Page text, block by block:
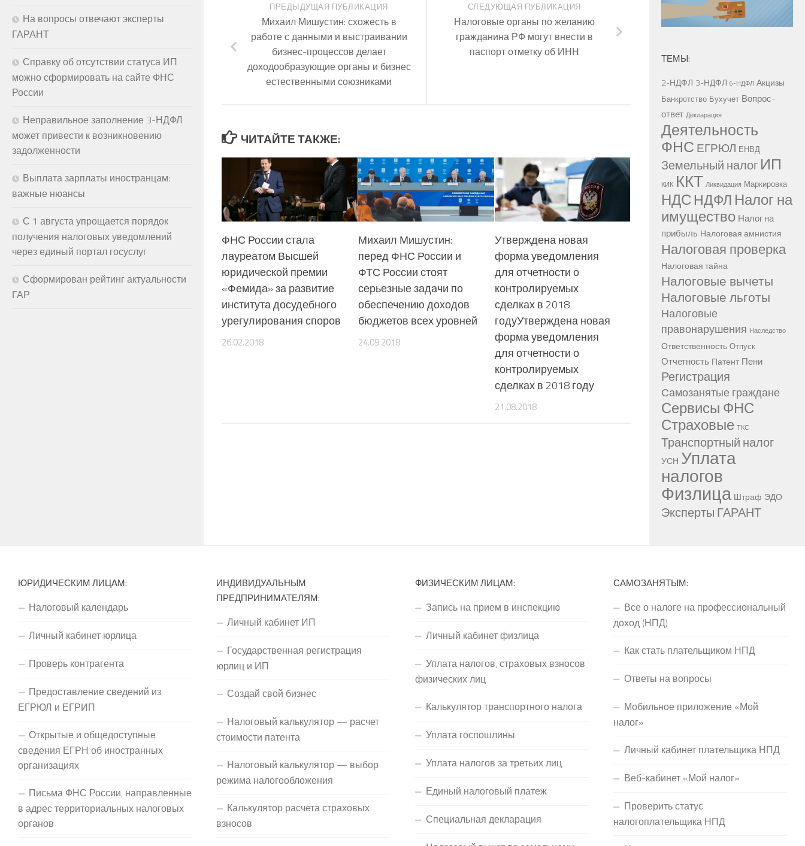
СЛЕДУЮЩАЯ ПУБЛИКАЦИЯ
Налоговые органы по желанию
гражданина РФ могут внести в
паспорт отметку об ИНН
ПРЕДЫДУЩАЯ ПУБЛИКАЦИЯ
Михаил Мишустин: схожесть в
работе с данными и выстраивании
бизнес-процессов делает
доходообразующие органы и бизнес
естественными союзниками
ЧИТАЙТЕ ТАКЖЕ:
ФНС России стала
лауреатом Высшей
юридической премии
«Фемида» за развитие
института досудебного
урегулирования споров
26.02.2018
Михаил Мишустин:
перед ФНС России и
ФТС России стоят
серьезные задачи по
обеспечению доходов
бюджетов всех уровней
24.09.2018
Утверждена новая
форма уведомления
для отчетности о
контролируемых
сделках в 2018
годуУтверждена новая
форма уведомления
для отчетности о
контролируемых
сделках в 2018 году
21.08.2018
На вопросы отвечают эксперты
ГАРАНТ
Справку об отсутствии статуса ИП
можно сформировать на сайте ФНС
России
Неправильное заполнение 3-НДФЛ
может привести к возникновению
задолженности
Выплата зарплаты иностранцам:
важные нюансы
С 1 августа упрощается порядок
получения налоговых уведомлений
через единый портал госуслуг
Сформирован рейтинг актуальности
ГАР
ТЕМЫ:
2-НДФЛ 3-НДФЛ 6-НДФЛ Акцизы
Банкротство Бухучет Вопрос-
ответ Декларация
Деятельность
ФНС ЕГРЮЛ ЕНВД
Земельный налог ИП
КИК ККТ Ликвидация Маркировка
НДС НДФЛ Налог на
имущество Налог на
прибыль Налоговая амнистия
Налоговая проверка
Налоговая тайна
Налоговые вычеты
Налоговые льготы
Налоговые
правонарушения Наследство
Ответственность Отпуск
Отчетность Патент Пени
Регистрация
Самозанятые граждане
Сервисы ФНС
Страховые ТКС
Транспортный налог
УСН Уплата
налогов
Физлица Штраф ЭДО
Эксперты ГАРАНТ
ЮРИДИЧЕСКИМ ЛИЦАМ:
Налоговый календарь
Личный кабинет юрлица
Проверь контрагента
Предоставление сведений из
ЕГРЮЛ и ЕГРИП
Открытые и общедоступные
сведения ЕГРН об иностранных
организациях
Письма ФНС России, направленные
в адрес территориальных налоговых
органов
ИНДИВИДУАЛЬНЫМ
ПРЕДПРИНИМАТЕЛЯМ:
Личный кабинет ИП
Государственная регистрация
юрлиц и ИП
Создай свой бизнес
Налоговый калькулятор — расчет
стоимости патента
Налоговый калькулятор — выбор
режима налогообложения
Калькулятор расчета страховых
взносов
ФИЗИЧЕСКИМ ЛИЦАМ:
Запись на прием в инспекцию
Личный кабинет физлица
Уплата налогов, страховых взносов
физических лиц
Калькулятор транспортного налога
Уплата госпошлины
Уплата налогов за третьих лиц
Единый налоговый платеж
Специальная декларация
САМОЗАНЯТЫМ:
Все о налоге на профессиональный
доход (НПД)
Как стать плательщиком НПД
Ответы на вопросы
Мобильное приложение «Мой
налог»
Личный кабинет плательщика НПД
Веб-кабинет «Мой налог»
Проверить статус
налогоплательщика НПД